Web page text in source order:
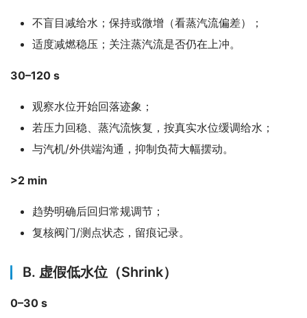
不盲目减给水；保持或微增（看蒸汽流偏差）；
适度减燃稳压；关注蒸汽流是否仍在上冲。
30–120 s
观察水位开始回落迹象；
若压力回稳、蒸汽流恢复，按真实水位缓调给水；
与汽机/外供端沟通，抑制负荷大幅摆动。
>2 min
趋势明确后回归常规调节；
复核阀门/测点状态，留痕记录。
B. 虚假低水位（Shrink）
0–30 s